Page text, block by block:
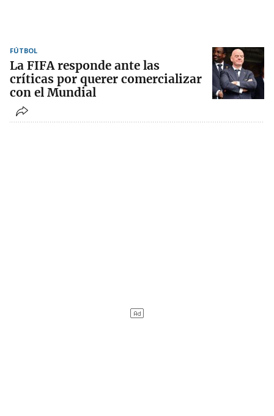
FÚTBOL
La FIFA responde ante las
críticas por querer comercializar
con el Mundial